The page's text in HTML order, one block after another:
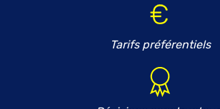
Tarifs préférentiels